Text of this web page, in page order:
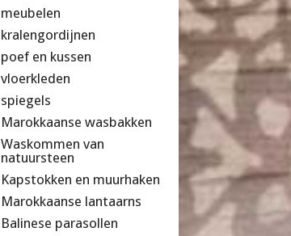
meubelen
kralengordijnen
poef en kussen
vloerkleden
spiegels
Marokkaanse wasbakken
Waskommen van
natuursteen
Kapstokken en muurhaken
Marokkaanse lantaarns
Balinese parasollen